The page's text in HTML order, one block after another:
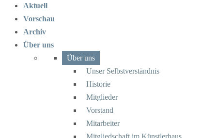
Aktuell
Vorschau
Archiv
Über uns
Über uns
Unser Selbstverständnis
Historie
Mitglieder
Vorstand
Mitarbeiter
Mitgliedschaft im Künstlerhaus